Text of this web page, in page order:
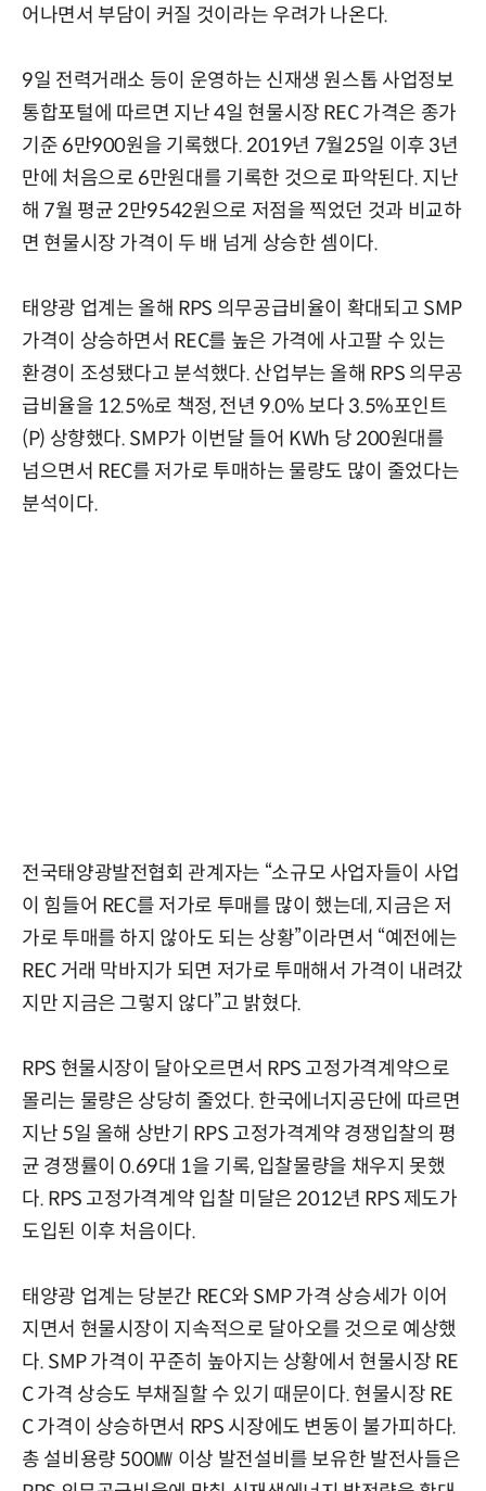
어나면서 부담이 커질 것이라는 우려가 나온다.
9일 전력거래소 등이 운영하는 신재생 원스톱 사업정보
통합포털에 따르면 지난 4일 현물시장 REC 가격은 종가
기준 6만900원을 기록했다. 2019년 7월25일 이후 3년
만에 처음으로 6만원대를 기록한 것으로 파악된다. 지난
해 7월 평균 2만9542원으로 저점을 찍었던 것과 비교하
면 현물시장 가격이 두 배 넘게 상승한 셈이다.
태양광 업계는 올해 RPS 의무공급비율이 확대되고 SMP
가격이 상승하면서 REC를 높은 가격에 사고팔 수 있는
환경이 조성됐다고 분석했다. 산업부는 올해 RPS 의무공
급비율을 12.5%로 책정, 전년 9.0% 보다 3.5%포인트
(P) 상향했다. SMP가 이번달 들어 KWh 당 200원대를
넘으면서 REC를 저가로 투매하는 물량도 많이 줄었다는
분석이다.
전국태양광발전협회 관계자는 “소규모 사업자들이 사업
이 힘들어 REC를 저가로 투매를 많이 했는데, 지금은 저
가로 투매를 하지 않아도 되는 상황”이라면서 “예전에는
REC 거래 막바지가 되면 저가로 투매해서 가격이 내려갔
지만 지금은 그렇지 않다”고 밝혔다.
RPS 현물시장이 달아오르면서 RPS 고정가격계약으로
몰리는 물량은 상당히 줄었다. 한국에너지공단에 따르면
지난 5일 올해 상반기 RPS 고정가격계약 경쟁입찰의 평
균 경쟁률이 0.69대 1을 기록, 입찰물량을 채우지 못했
다. RPS 고정가격계약 입찰 미달은 2012년 RPS 제도가
도입된 이후 처음이다.
태양광 업계는 당분간 REC와 SMP 가격 상승세가 이어
지면서 현물시장이 지속적으로 달아오를 것으로 예상했
다. SMP 가격이 꾸준히 높아지는 상황에서 현물시장 RE
C 가격 상승도 부채질할 수 있기 때문이다. 현물시장 RE
C 가격이 상승하면서 RPS 시장에도 변동이 불가피하다.
총 설비용량 500㎿ 이상 발전설비를 보유한 발전사들은